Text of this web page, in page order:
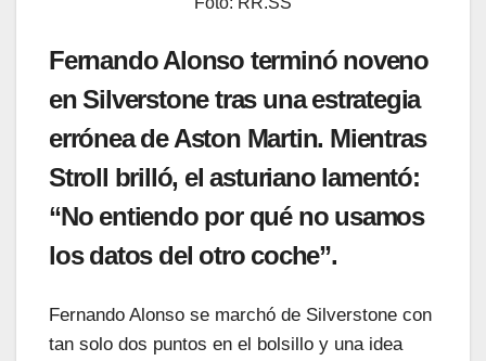
Fernando Alonso terminó noveno
en Silverstone tras una estrategia
errónea de Aston Martin. Mientras
Stroll brilló, el asturiano lamentó:
“No entiendo por qué no usamos
los datos del otro coche”.
Fernando Alonso se marchó de Silverstone con
tan solo dos puntos en el bolsillo y una idea